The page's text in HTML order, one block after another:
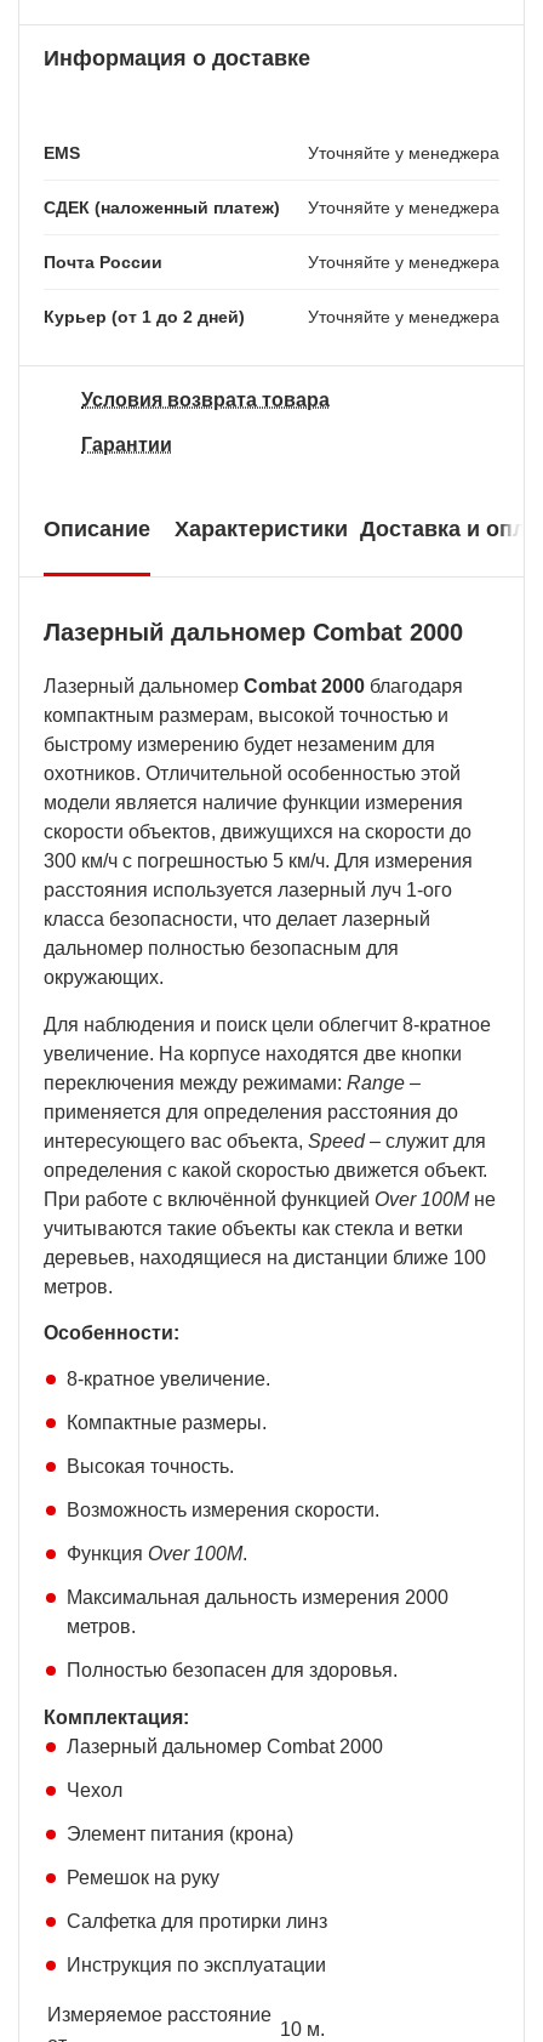
Информация о доставке
EMS Уточняйте у менеджера
СДЕК (наложенный платеж) Уточняйте у менеджера
Почта России Уточняйте у менеджера
Курьер (от 1 до 2 дней) Уточняйте у менеджера
Условия возврата товара
Гарантии
Описание Характеристики Доставка и
Лазерный дальномер Combat 2000
Лазерный дальномер Combat 2000 благодаря
компактным размерам, высокой точностью и
быстрому измерению будет незаменим для
охотников. Отличительной особенностью этой
модели является наличие функции измерения
скорости объектов, движущихся на скорости до
300 км/ч с погрешностью 5 км/ч. Для измерения
расстояния используется лазерный луч 1-ого
класса безопасности, что делает лазерный
дальномер полностью безопасным для
окружающих.
Для наблюдения и поиск цели облегчит 8-кратное
увеличение. На корпусе находятся две кнопки
переключения между режимами: Range –
применяется для определения расстояния до
интересующего вас объекта, Speed– служит для
определения с какой скоростью движется объект.
При работе с включённой функцией Over 100Мне
учитываются такие объекты как стекла и ветки
деревьев, находящиеся на дистанции ближе 100
метров.
Особенности:
8-кратное увеличение.
Компактные размеры.
Высокая точность.
Возможность измерения скорости.
Функция Over 100М.
Максимальная дальность измерения 2000
метров.
Полностью безопасен для здоровья.
Комплектация:
Лазерный дальномер Combat 2000
Чехол
Элемент питания (крона)
Ремешок на руку
Салфетка для протирки линз
Инструкция по эксплуатации
Измеряемое расстояние
10 м.